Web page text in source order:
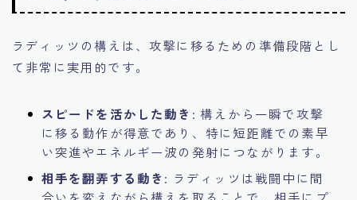
ラディッツの構えは、攻撃に移るための準備段階とし
て非常に実用的です。
スピードを活かした動き : 構えから一瞬で攻撃
に移る動作が得意であり、特に短距離での素早
い突進やエネルギー波の発射につながります。
相手を翻弄する動き : ラディッツは戦闘中に間